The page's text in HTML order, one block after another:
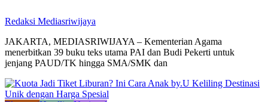
Redaksi Mediasriwijaya
JAKARTA, MEDIASRIWIJAYA – Kementerian Agama
menerbitkan 39 buku teks utama PAI dan Budi Pekerti untuk
jenjang PAUD/TK hingga SMA/SMK dan